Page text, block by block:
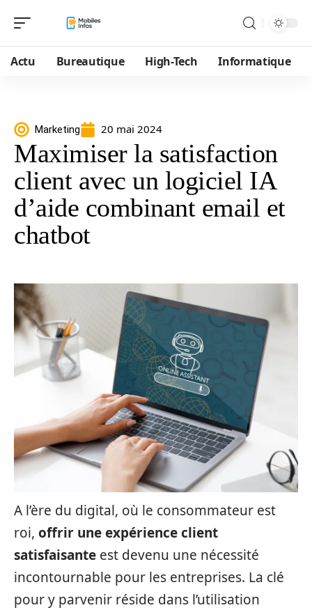
Actu Bureautique High-Tech Informatique
Marketing 20 mai 2024
Maximiser la satisfaction
client avec un logiciel IA
d’aide combinant email et
chatbot
A l’ère du digital, où le consommateur est
roi, offrir une expérience client
satisfaisante est devenu une nécessité
incontournable pour les entreprises. La clé
pour y parvenir réside dans l’utilisation